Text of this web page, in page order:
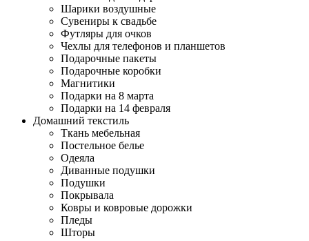
Шарики воздушные
Сувениры к свадьбе
Футляры для очков
Чехлы для телефонов и планшетов
Подарочные пакеты
Подарочные коробки
Магнитики
Подарки на 8 марта
Подарки на 14 февраля
Домашний текстиль
Ткань мебельная
Постельное белье
Одеяла
Диванные подушки
Подушки
Покрывала
Ковры и ковровые дорожки
Пледы
Шторы